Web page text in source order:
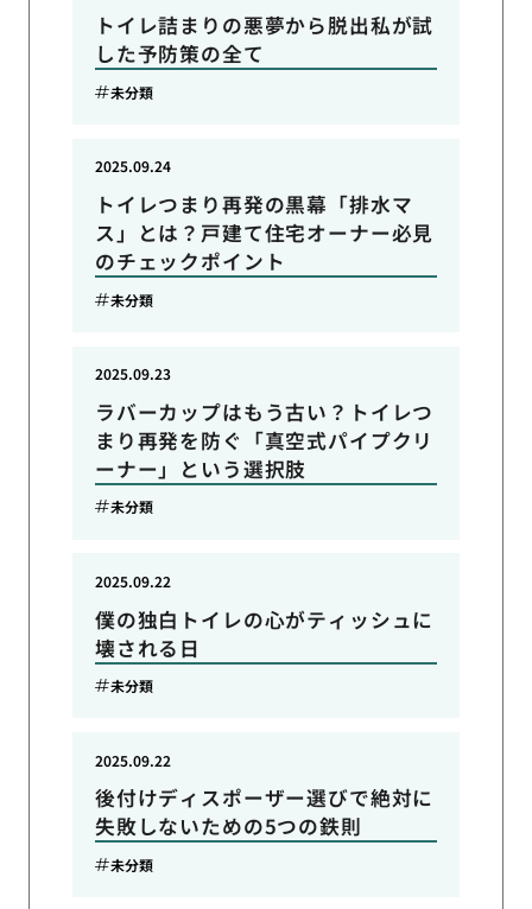
トイレ詰まりの悪夢から脱出私が試
した予防策の全て
未分類
トイレつまり再発の黒幕「排水マ
ス」とは？戸建て住宅オーナー必見
のチェックポイント
2025.09.24
未分類
ラバーカップはもう古い？トイレつ
まり再発を防ぐ「真空式パイプクリ
ーナー」という選択肢
2025.09.23
未分類
僕の独白トイレの心がティッシュに
壊される日
2025.09.22
未分類
後付けディスポーザー選びで絶対に
失敗しないための5つの鉄則
2025.09.22
未分類